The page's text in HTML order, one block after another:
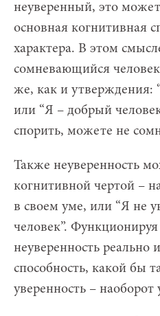
неуверенный, это может
основная когнитивная
характера. В этом
сомневающийся
же, как и утверждения:
или “Я – добрый
спорить, можете не
Также неуверенность
когнитивной чертой –
в своем уме, или “Я не
человек”.
неуверенность реально
способность, какой бы
уверенность – наоборот